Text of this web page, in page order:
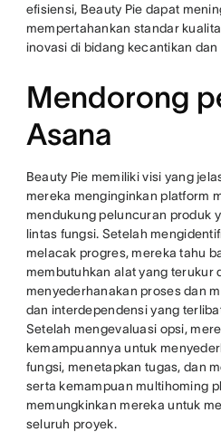
efisiensi, Beauty Pie dapat
mempertahankan standar
inovasi di bidang kecantikan dan
Mendorong
Asana
Beauty Pie memiliki visi yang
mereka menginginkan platform
mendukung peluncuran produk
lintas fungsi. Setelah
melacak progres, mereka tahu
membutuhkan alat yang terukur
menyederhanakan proses dan
dan interdependensi yang
Setelah mengevaluasi opsi,
kemampuannya untuk
fungsi, menetapkan tugas, dan
serta kemampuan multihoming
memungkinkan mereka untuk
seluruh proyek.